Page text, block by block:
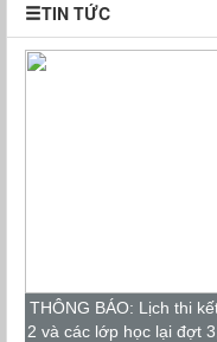
TIN TỨC
THÔNG BÁO: Lịch thi
2 và các lớp học lại đợt